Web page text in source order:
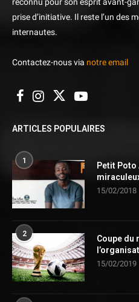
prise d’initiative. Il reste l’un des
internautes.
Contactez-nous via notre email
ARTICLES POPULAIRES
1
Petit Poto
15/02/2018
2
Coupe du
15/02/2019